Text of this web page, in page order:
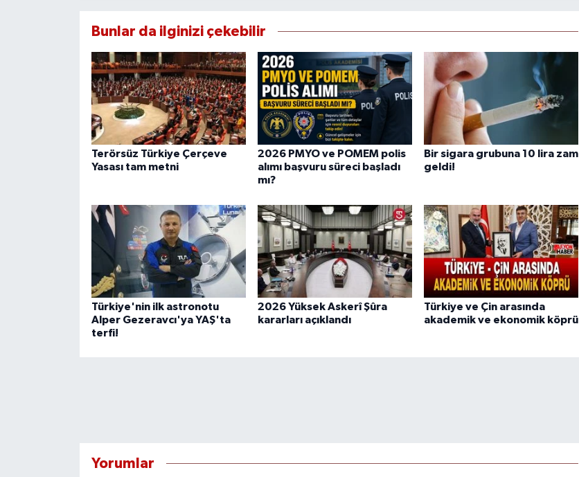
Bunlar da ilginizi çekebilir
Terörsüz Türkiye Çerçeve
Yasası tam metni
2026 PMYO ve POMEM polis
alımı başvuru süreci başladı
mı?
Bir sigara grubuna 10 lira zam
geldi!
Türkiye'nin ilk astronotu
Alper Gezeravcı'ya YAŞ'ta
terfi!
2026 Yüksek Askerî Şûra
kararları açıklandı
Türkiye ve Çin arasında
akademik ve ekonomik köprü
Yorumlar